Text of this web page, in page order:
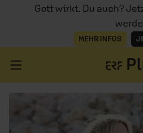
Gott wirkt. Du auch?
MEHR INFOS